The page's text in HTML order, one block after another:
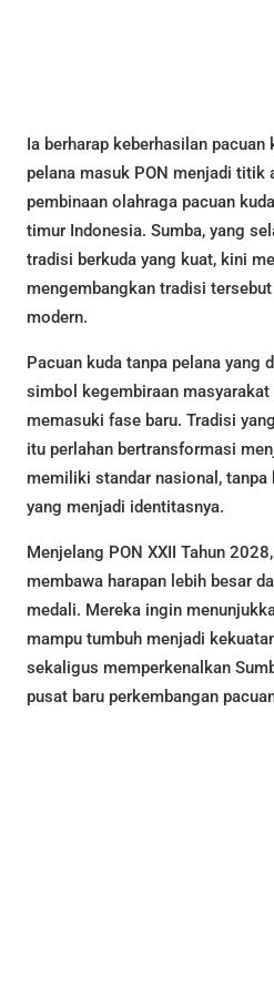
Ia berharap keberhasilan
pelana masuk PON menjadi titik
pembinaan olahraga pacuan
timur Indonesia. Sumba, yang
tradisi berkuda yang kuat, kini
mengembangkan tradisi
modern.
Pacuan kuda tanpa pelana yang
simbol kegembiraan
memasuki fase baru. Tradisi
itu perlahan bertransformasi
memiliki standar nasional, tanpa
yang menjadi identitasnya.
Menjelang PON XXII Tahun
membawa harapan lebih besar
medali. Mereka ingin
mampu tumbuh menjadi
sekaligus memperkenalkan
pusat baru perkembangan